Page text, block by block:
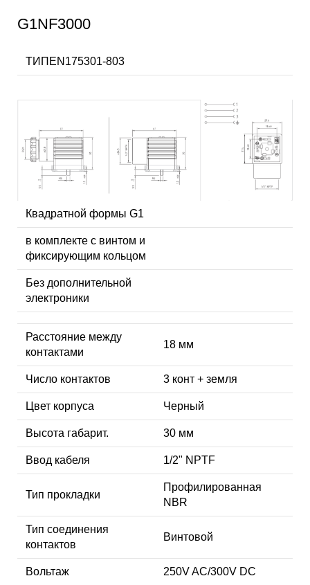
G1NF3000
ТИПEN175301-803
Квадратной формы G1
в комплекте с винтом и
фиксирующим кольцом
Без дополнительной
электроники
Расстояние между
контактами
18 мм
Число контактов 3 конт + земля
Цвет корпуса Черный
Высота габарит. 30 мм
Ввод кабеля 1/2" NPTF
Тип прокладки
Профилированная
NBR
Тип соединения
контактов
Винтовой
Вольтаж 250V AC/300V DC